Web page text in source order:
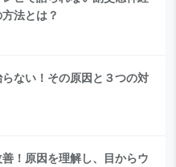
法とは？
ない！その原因と３つの対
！原因を理解し、目からウ